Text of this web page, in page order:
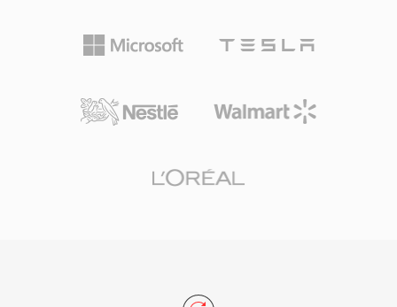
Apple的ProRes编解码器通常封装在MOV容器
中，是后期制作和广播精编的行业标准。该格式能
作级素材。精确的时间码和元数据处理使MOV在
并在所有操作系统的专业编辑软件中获得广泛认